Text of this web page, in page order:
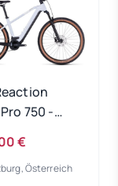
750 -
XXL
€
Österreich